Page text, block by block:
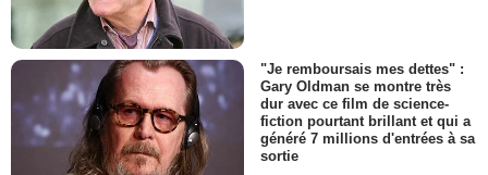
"Je remboursais mes dettes" :
Gary Oldman se montre très
dur avec ce film de science-
fiction pourtant brillant et qui a
généré 7 millions d'entrées à sa
sortie